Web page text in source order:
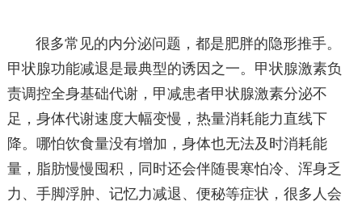
很多常见的内分泌问题，都是肥胖的隐形推手。
甲状腺功能减退是最典型的诱因之一。甲状腺激素负
责调控全身基础代谢，甲减患者甲状腺激素分泌不
足，身体代谢速度大幅变慢，热量消耗能力直线下
降。哪怕饮食量没有增加，身体也无法及时消耗能
量，脂肪慢慢囤积，同时还会伴随畏寒怕冷、浑身乏
力、手脚浮肿、记忆力减退、便秘等症状，很多人会